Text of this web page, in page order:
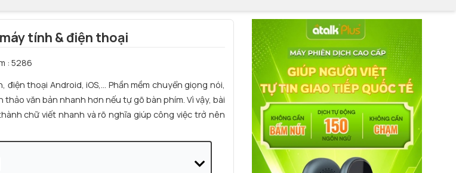
tính & điện thoại
: 5286
điện thoại Android, iOS,... Phần mềm chuyển giọng nói,
văn bản nhanh hơn nếu tự gõ bàn phím. Vì vậy, bài
chữ viết nhanh và rõ nghĩa giúp công việc trở nên